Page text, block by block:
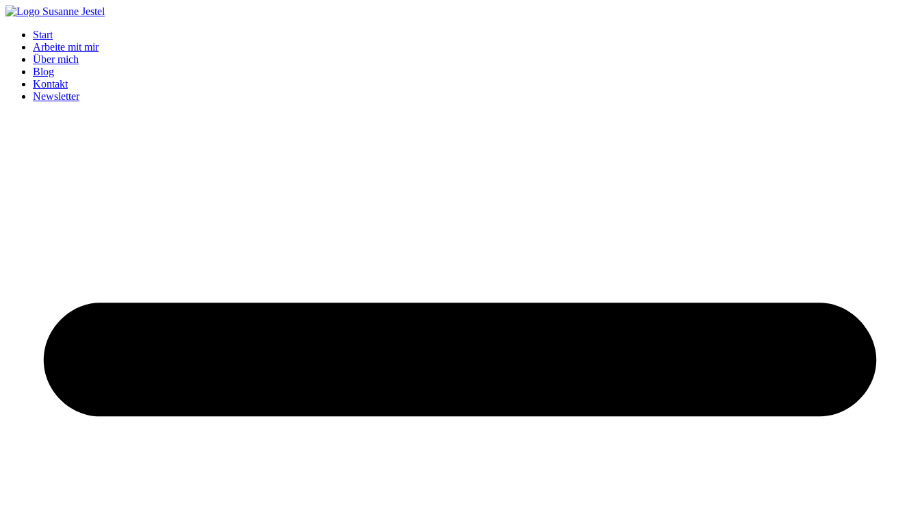
Zum
springenStart
Arbeite mit mir
Über mich
Blog
Kontakt
Newsletter